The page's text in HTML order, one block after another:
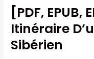
[PDF,
Itinéraire
Sibérien